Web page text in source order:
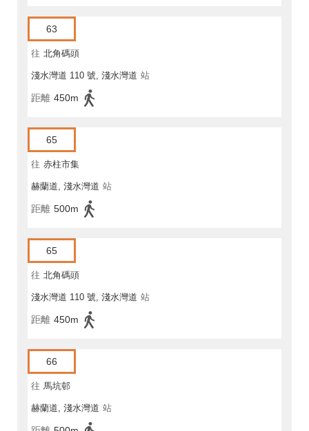
63
往 北角碼頭
淺水灣道 110 號, 淺水灣道 站
距離 450m
65
往 赤柱市集
赫蘭道, 淺水灣道 站
距離 500m
65
往 北角碼頭
淺水灣道 110 號, 淺水灣道 站
距離 450m
66
往 馬坑邨
赫蘭道, 淺水灣道 站